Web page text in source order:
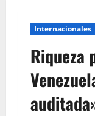
Internacionales
Riqueza